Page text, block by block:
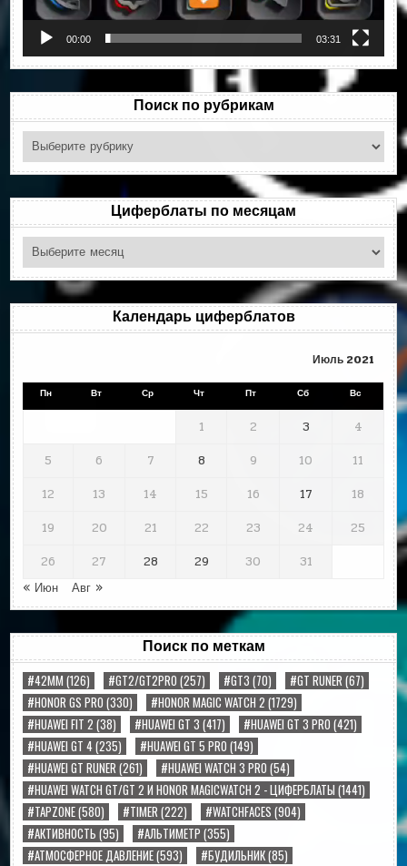
00:00 03:31
Поиск по рубрикам
Поиск
рубрикам
Циферблаты по месяцам
Циферблаты
месяцам
Календарь циферблатов
Июль 2021
Пн Вт Ср Чт Пт Сб Вс
1 2 3
4
5
6 7 8 9 10
11
12
13 14 15 16 17
18
19
20 21 22 23 24
25
26
27 28 29 30
31
« Июн
Авг »
Поиск по меткам
#42MM (126) #GT2/GT2PRO (257) #GT3 (70) #GT RUNER (67)
#HONOR GS PRO (330) #HONOR MAGIC WATCH 2 (1729)
#HUAWEI FIT 2 (38) #HUAWEI GT 3 (417) #HUAWEI GT 3 PRO (421)
#HUAWEI GT 4(235) #HUAWEI GT 5 PRO (149)
#HUAWEI GT RUNER (261) #HUAWEI WATCH 3 PRO (54)
#HUAWEI WATCH GT/GT 2 И HONOR MAGICWATCH 2 - ЦИФЕРБЛАТЫ (1441)
#TAPZONE(580) #TIMER (222) #WATCHFACES (904)
#АКТИВНОСТЬ (95) #АЛЬТИМЕТР (355)
#АТМОСФЕРНОЕ ДАВЛЕНИЕ(593) #БУДИЛЬНИК(85)